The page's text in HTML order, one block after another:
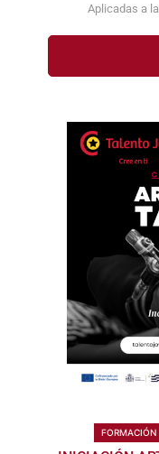
Aplicadas a
FORMACIÓN